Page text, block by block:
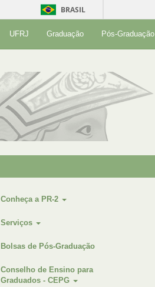
BRASIL
UFRJ Graduação Pós-Graduação
Conheça a PR-2
Serviços
Bolsas de Pós-Graduação
Conselho de Ensino para
Graduados - CEPG